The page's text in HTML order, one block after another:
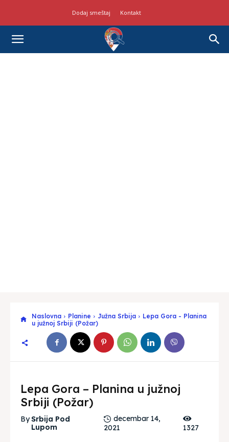
Dodaj smeštaj Kontakt
Naslovna Planine Južna Srbija
Lepa Gora - Planina
u južnoj Srbiji (Požar)
Lepa Gora – Planina u južnoj
Srbiji (Požar)
BySrbija Pod
Lupom
decembar 14,
2021
1327